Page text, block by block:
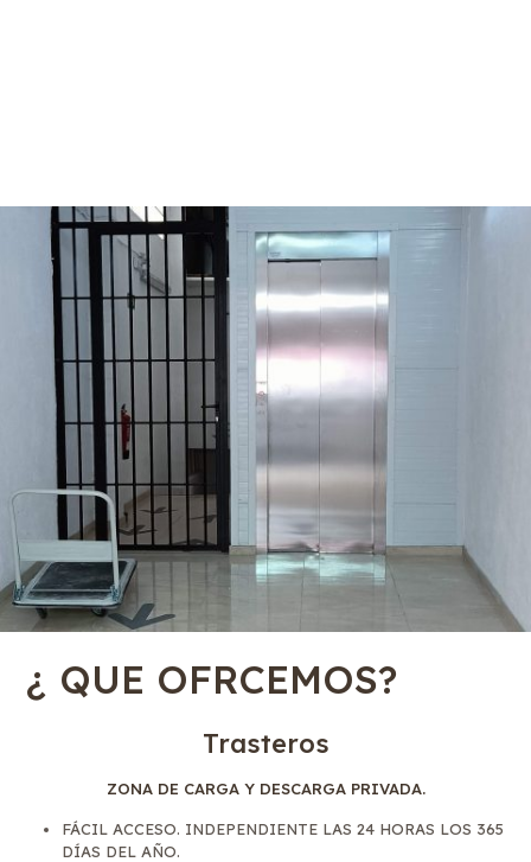
¿ QUE OFRCEMOS?
Trasteros
ZONA DE CARGA Y DESCARGA PRIVADA.
FÁCIL ACCESO. INDEPENDIENTE LAS 24 HORAS LOS 365
DÍAS DEL AÑO.